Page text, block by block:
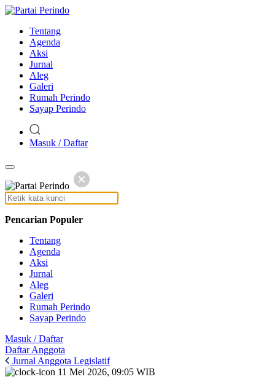
Tentang
Agenda
Aksi
Jurnal
Aleg
Galeri
Rumah Perindo
Sayap Perindo
Masuk / Daftar
Pencarian Populer
Tentang
Agenda
Aksi
Jurnal
Aleg
Galeri
Rumah Perindo
Sayap Perindo
Masuk / Daftar
Daftar Anggota
Jurnal Anggota Legislatif
11 Mei 2026, 09:05 WIB